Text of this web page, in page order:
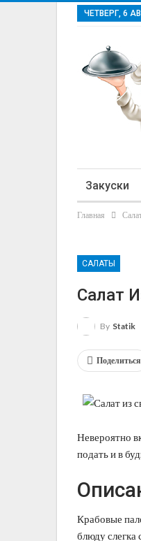
ЧЕТВЕРГ, 6
Закуски
Статьи
Главная
САЛАТЫ
Салат
By Statik
Поделиться
Невероятно
подать и в
Крабовые
блюду